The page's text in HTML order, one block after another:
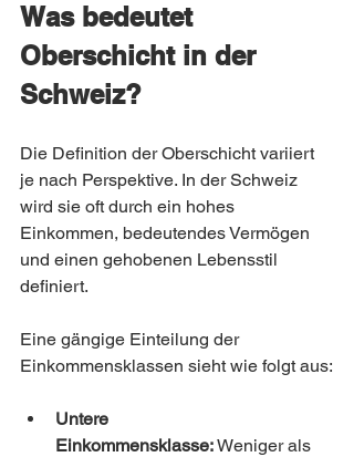
Was bedeutet
Oberschicht in der
Schweiz?
Die Definition der Oberschicht variiert
je nach Perspektive. In der Schweiz
wird sie oft durch ein hohes
Einkommen, bedeutendes Vermögen
und einen gehobenen Lebensstil
definiert.
Eine gängige Einteilung der
Einkommensklassen sieht wie folgt aus:
Untere
Einkommensklasse: Weniger als